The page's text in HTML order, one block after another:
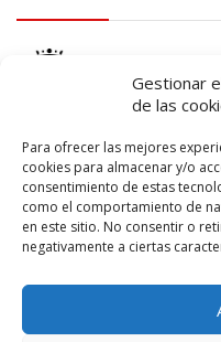
Gestionar
de las
Para ofrecer las mejores
cookies para almacenar y/o
consentimiento de estas
como el comportamiento de
en este sitio. No consentir o
negativamente a ciertas
logo SID